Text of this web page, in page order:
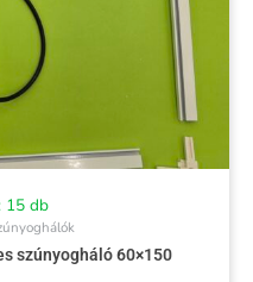
15 db
szúnyogháló 60×150